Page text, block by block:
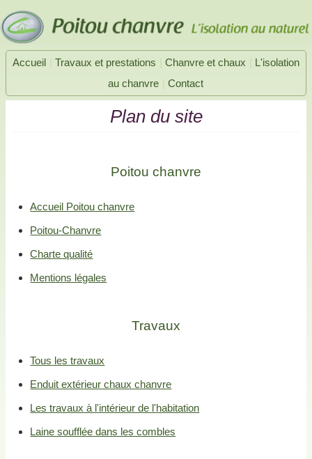
Accueil Travaux et prestations Chanvre et chaux
L'isolation
au chanvre
Contact
Plan du site
Poitou chanvre
Accueil Poitou chanvre
Poitou-Chanvre
Charte qualité
Mentions légales
Travaux
Tous les travaux
Enduit extérieur chaux chanvre
Les travaux à l'intérieur de l'habitation
Laine soufflée dans les combles